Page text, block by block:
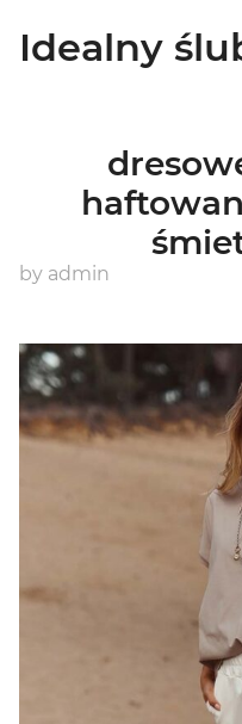
Idealny
by admin